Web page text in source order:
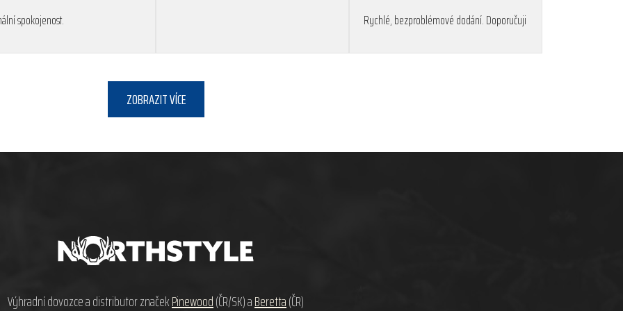
spokojenost. Rychlé, bezproblémové dodání. Doporučuji
ZOBRAZIT VÍCE
Výhradní dovozce a distributor značekPinewood(ČR/SK) aBeretta(ČR)